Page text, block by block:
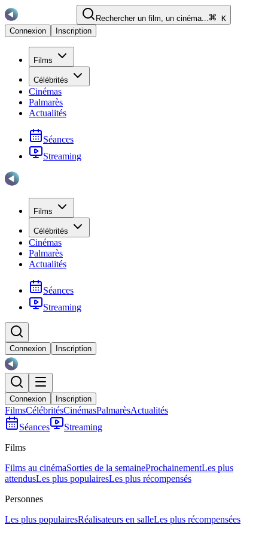
Rechercher un film, un cinéma...
K
Connexion
Inscription
Films
Célébrités
Cinémas
Palmarès
Actualités
Séances
Streaming
Films
Célébrités
Cinémas
Palmarès
Actualités
Séances
Streaming
Connexion Inscription
Connexion Inscription
FilmsCélébritésCinémasPalmarèsActualités
Séances
Streaming
Films
Films au cinémaSorties de la semaineProchainementLes plus
attendusLes plus populairesLes plus récompensés
Personnes
Les plus populairesRéalisateurs en salleLes plus récompensées